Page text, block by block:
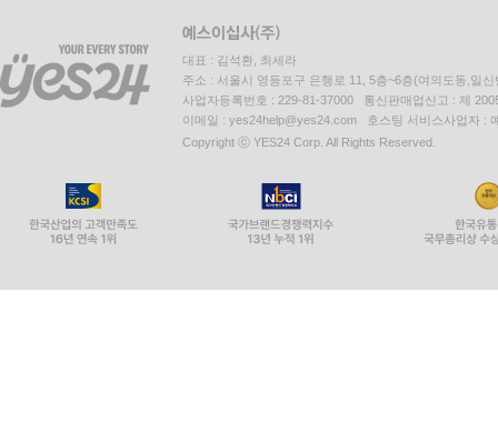
대표 : 김석환, 최세라
주소 : 서울시 영등포구 은행로 11, 5층~6층(여의도동,일신
사업자등록번호 : 229-81-37000 통신판매업신고 : 제
이메일 : yes24help@yes24.com 호스팅 서비스사업자 :
Copyright ⓒ YES24 Corp. All Rights Reserved.